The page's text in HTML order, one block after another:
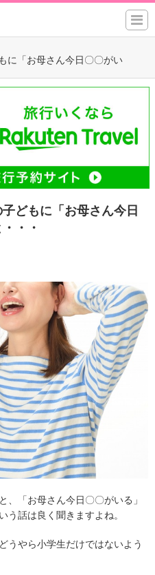
に「お母さん今日〇〇がい
どもに「お母さん今日
・・
、「お母さん今日〇〇がいる」
う話は良く聞きますよね。
うやら小学生だけではないよう